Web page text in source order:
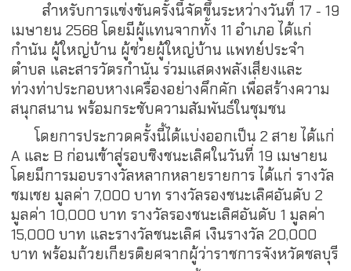
สำหรับการแข่งขันครั้งนี้จัดขึ้นระหว่างวันที่ 17 - 19
เมษายน 2568 โดยมีผู้แทนจากทั้ง 11 อำเภอ ได้แก่
กำนัน ผู้ใหญ่บ้าน ผู้ช่วยผู้ใหญ่บ้าน แพทย์ประจำ
ตำบล และสารวัตรกำนัน ร่วมแสดงพลังเสียงและ
ท่วงท่าประกอบหางเครื่องอย่างคึกคัก เพื่อสร้างความ
สนุกสนาน พร้อมกระชับความสัมพันธ์ในชุมชน
โดยการประกวดครั้งนี้ได้แบ่งออกเป็น 2 สาย ได้แก่
A และ B ก่อนเข้าสู่รอบชิงชนะเลิศในวันที่ 19 เมษายน
โดยมีการมอบรางวัลหลากหลายรายการ ได้แก่ รางวัล
ชมเชย มูลค่า 7,000 บาท รางวัลรองชนะเลิศอันดับ 2
มูลค่า 10,000 บาท รางวัลรองชนะเลิศอันดับ 1 มูลค่า
15,000 บาท และรางวัลชนะเลิศ เงินรางวัล 20,000
บาท พร้อมถ้วยเกียรติยศจากผู้ว่าราชการจังหวัดชลบุรี